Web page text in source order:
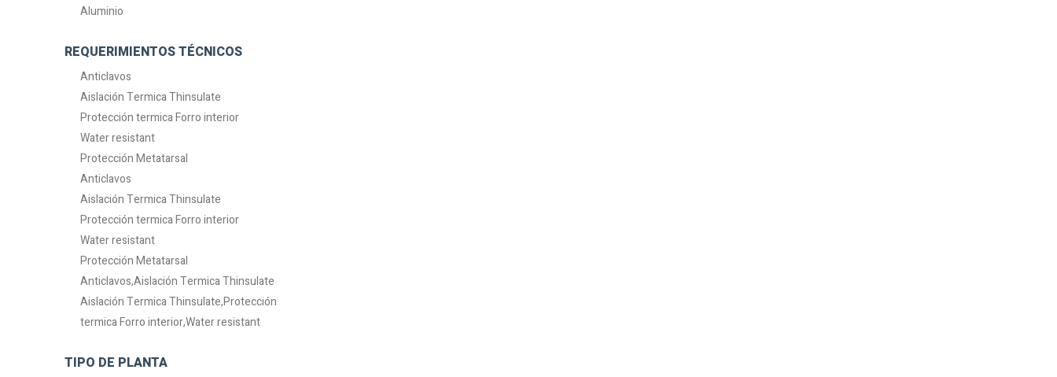
Aluminio
REQUERIMIENTOS TÉCNICOS
Anticlavos
Aislación Termica Thinsulate
Protección termica Forro interior
Water resistant
Protección Metatarsal
Anticlavos
Aislación Termica Thinsulate
Protección termica Forro interior
Water resistant
Protección Metatarsal
Anticlavos,Aislación Termica Thinsulate
Aislación Termica Thinsulate,Protección
termica Forro interior,Water resistant
TIPO DE PLANTA